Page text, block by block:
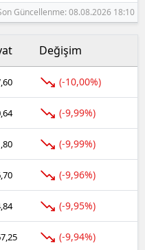
Güncellenme: 08.08.2026 18:10
Değişim
(-10,00%)
(-9,99%)
(-9,99%)
(-9,96%)
(-9,95%)
(-9,94%)